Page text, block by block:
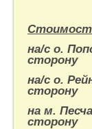
на/с о.
сторону
на/с о.
сторону
на м.
сторону